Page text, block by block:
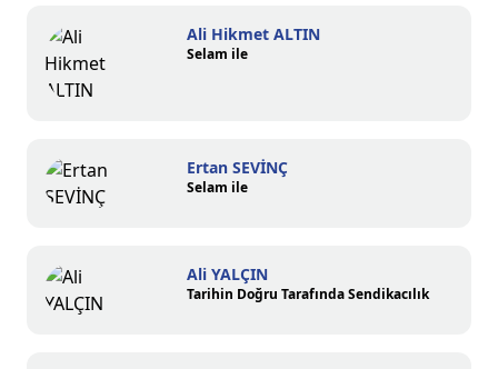
Ali Hikmet ALTIN
Selam ile
Ertan SEVİNÇ
Selam ile
Ali YALÇIN
Tarihin Doğru Tarafında Sendikacılık